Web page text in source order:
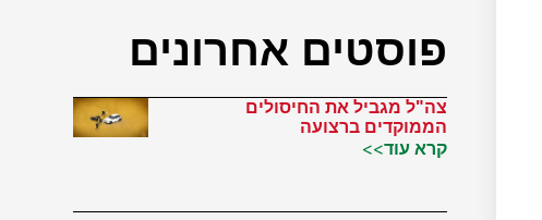
פוסטים אחרונים
צה"ל מגביל את החיסולים
הממוקדים ברצועה
קרא עוד>>